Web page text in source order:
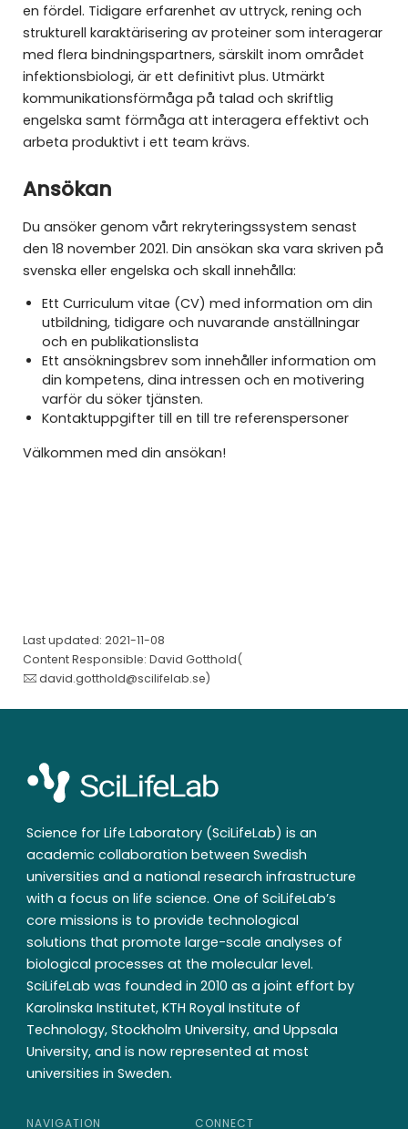
en fördel. Tidigare erfarenhet av uttryck, rening och
strukturell karaktärisering av proteiner som interagerar
med flera bindningspartners, särskilt inom området
infektionsbiologi, är ett definitivt plus. Utmärkt
kommunikationsförmåga på talad och skriftlig
engelska samt förmåga att interagera effektivt och
arbeta produktivt i ett team krävs.
Ansökan
Du ansöker genom vårt rekryteringssystem senast
den 18 november 2021. Din ansökan ska vara skriven på
svenska eller engelska och skall innehålla:
Ett Curriculum vitae (CV) med information om din
utbildning, tidigare och nuvarande anställningar
och en publikationslista
Ett ansökningsbrev som innehåller information om
din kompetens, dina intressen och en motivering
varför du söker tjänsten.
Kontaktuppgifter till en till tre referenspersoner
Välkommen med din ansökan!
Last updated: 2021-11-08
Content Responsible: David Gotthold(
david.gotthold@scilifelab.se)
Science for Life Laboratory (SciLifeLab) is an
academic collaboration between Swedish
universities and a national research infrastructure
with a focus on life science. One of SciLifeLab’s
core missions is to provide technological
solutions that promote large-scale analyses of
biological processes at the molecular level.
SciLifeLab was founded in 2010 as a joint effort by
Karolinska Institutet, KTH Royal Institute of
Technology, Stockholm University, and Uppsala
University, and is now represented at most
universities in Sweden.
NAVIGATION CONNECT